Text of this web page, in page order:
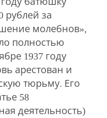
рублей за
молебнов»,
полностью
1937 году
арестован и
тюрьму. Его
58
деятельность)